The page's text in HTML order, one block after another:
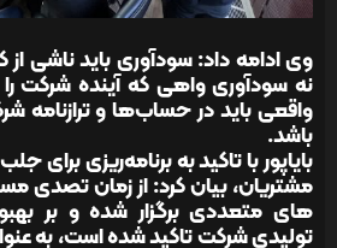
وی ادامه داد: سودآوری باید ناشی
نه سودآوری واهی که آینده شرکت
واقعی باید در حساب‌ها و ترازنامه
باشد.
بایاپور با تاکید به برنامه‌ریزی
مشتریان، بیان کرد: از زمان تصدی
های متعددی برگزار شده و بر
تولیدی شرکت تاکید شده است، به‌